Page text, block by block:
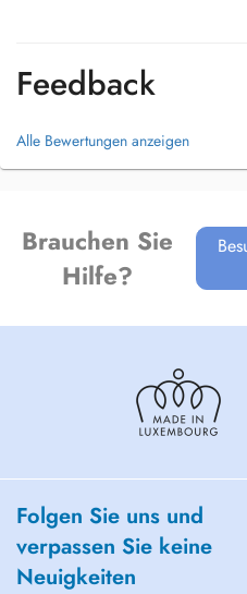
-test antigénique certifié ( pendant
Feedback
Alle Bewertungen anzeigen
Brauchen Sie
Hilfe?
Folgen Sie uns und
verpassen Sie keine
Neuigkeiten